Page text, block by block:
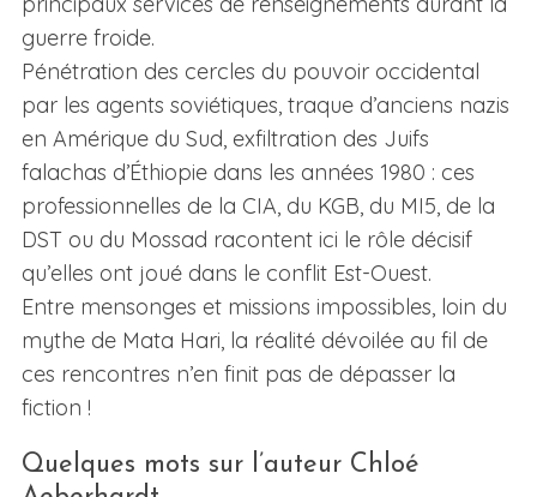
guerre froide.
Pénétration des cercles du pouvoir occidental
par les agents soviétiques, traque d’anciens nazis
en Amérique du Sud, exfiltration des Juifs
falachas d’Éthiopie dans les années 1980 : ces
professionnelles de la CIA, du KGB, du MI5, de la
DST ou du Mossad racontent ici le rôle décisif
qu’elles ont joué dans le conflit Est-Ouest.
Entre mensonges et missions impossibles, loin du
mythe de Mata Hari, la réalité dévoilée au fil de
ces rencontres n’en finit pas de dépasser la
fiction !
Quelques mots sur l’auteur Chloé